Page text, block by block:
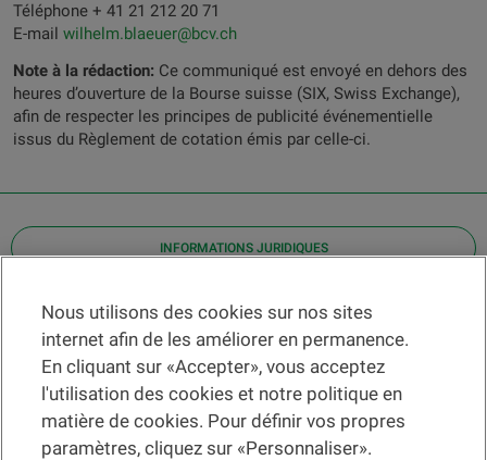
Téléphone + 41 21 212 20 71
E-mail wilhelm.blaeuer@bcv.ch
Note à la rédaction: Ce communiqué est envoyé en dehors des
heures d’ouverture de la Bourse suisse (SIX, Swiss Exchange),
afin de respecter les principes de publicité événementielle
issus du Règlement de cotation émis par celle-ci.
INFORMATIONS JURIDIQUES
Contact
Localiser une agence
Aide
Actualités
Taux de change
Nous utilisons des cookies sur nos sites
internet afin de les améliorer en permanence.
En cliquant sur «Accepter», vous acceptez
l'utilisation des cookies et notre politique en
matière de cookies. Pour définir vos propres
paramètres, cliquez sur «Personnaliser».